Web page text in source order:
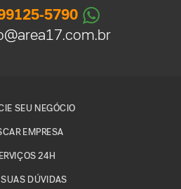
5790
SEU NEGÓCIO
EMPRESA
24H
SUAS DÚVIDAS